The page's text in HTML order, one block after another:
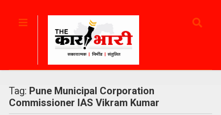
Tag: Pune Municipal Corporation
Commissioner IAS Vikram Kumar